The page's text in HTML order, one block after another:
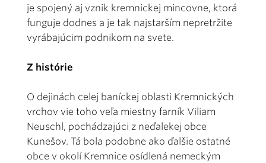
je spojený aj vznik kremnickej mincovne, ktorá
funguje dodnes a je tak najstarším nepretržite
vyrábajúcim podnikom na svete.
Z histórie
O dejinách celej baníckej oblasti Kremnických
vrchov vie toho veľa miestny farník Viliam
Neuschl, pochádzajúci z neďalekej obce
Kunešov. Tá bola podobne ako ďalšie ostatné
obce v okolí Kremnice osídlená nemeckým